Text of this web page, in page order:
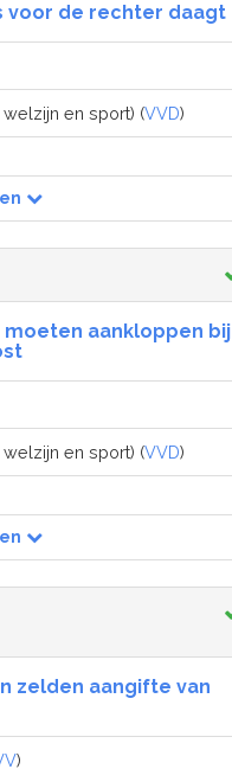
voor de rechter daagt
en sport) (VVD)
aankloppen bij
en sport) (VVD)
zelden aangifte van
)